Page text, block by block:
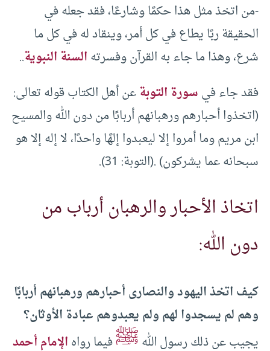
-من اتخذ مثل هذا حكمًا وشارعًا، فقد جعله في
الحقيقة ربًا يطاع في كل أمر، وينقاد له في كل ما
شرع، وهذا ما جاء به القرآن وفسرتهالسنة النبوية..
فقد جاء فيسورة التوبةعن أهل الكتاب قوله تعالى:
(اتخذوا أحبارهم ورهبانهم أربابًا من دون الله والمسيح
ابن مريم وما أمروا إلا ليعبدوا إلهًا واحدًا، لا إله إلا هو
سبحانه عما يشركون) .(التوبة: 31).
اتخاذ الأحبار والرهبان أرباب من
دون الله:
كيف اتخذ اليهود والنصارى أحبارهم ورهبانهم أربابًا
وهم لم يسجدوا لهم ولم يعبدوهم عبادة الأوثان؟
يجيب عن ذلك رسول اللهﷺفيما رواهالإمام أحمد